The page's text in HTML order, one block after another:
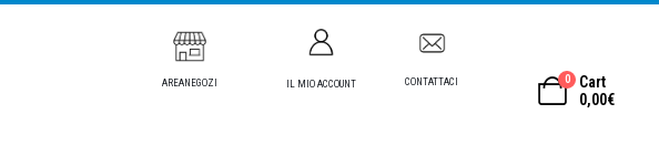
AREANEGOZI IL MIO ACCOUNT CONTATTACI 0
Cart
0,00€